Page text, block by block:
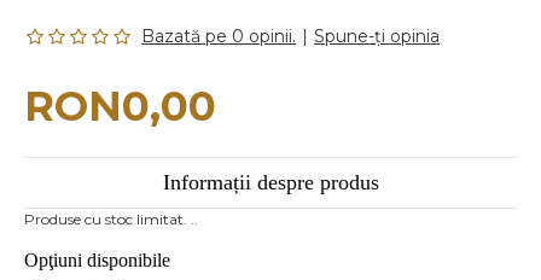
Bazată pe 0 opinii. | Spune-ţi opinia
RON0,00
Opţiuni disponibile
Informații despre produs
Produse cu stoc limitat. ..